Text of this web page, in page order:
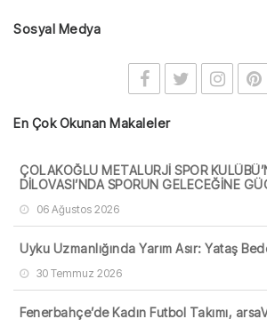
Sosyal Medya
En Çok Okunan Makaleler
ÇOLAKOĞLU METALURJİ SPOR
DİLOVASI’NDA SPORUN GELECEĞİNE
06 Ağustos 2026
Uyku Uzmanlığında Yarım Asır: Yataş
30 Temmuz 2026
Fenerbahçe’de Kadın Futbol Takımı,